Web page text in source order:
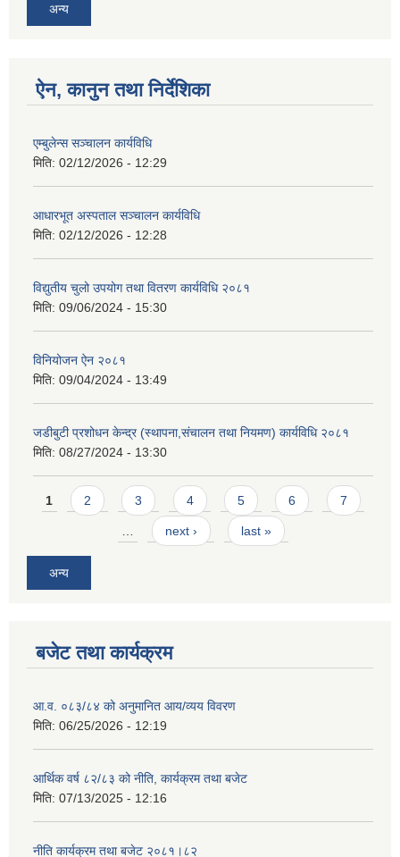
अन्य
ऐन, कानुन तथा निर्देशिका
एम्बुलेन्स सञ्चालन कार्यविधि
मिति: 02/12/2026 - 12:29
आधारभूत अस्पताल सञ्चालन कार्यविधि
मिति: 02/12/2026 - 12:28
विद्युतीय चुलो उपयोग तथा वितरण कार्यविधि २०८१
मिति: 09/06/2024 - 15:30
विनियोजन ऐन २०८१
मिति: 09/04/2024 - 13:49
जडीबुटी प्रशोधन केन्द्र (स्थापना,संचालन तथा नियमण) कार्यविधि २०८१
मिति: 08/27/2024 - 13:30
Pages
1 2 3 4 5 6 7
… next › last »
अन्य
बजेट तथा कार्यक्रम
आ.व. ०८३/८४ को अनुमानित आय/व्यय विवरण
मिति: 06/25/2026 - 12:19
आर्थिक वर्ष ८२/८३ को नीति, कार्यक्रम तथा बजेट
मिति: 07/13/2025 - 12:16
नीति कार्यक्रम तथा बजेट २०८१।८२